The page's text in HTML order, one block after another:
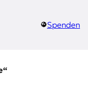
Spenden